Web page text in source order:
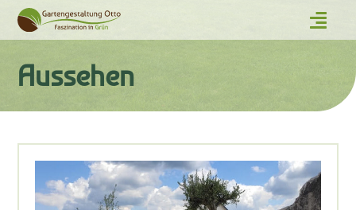
Aussehen